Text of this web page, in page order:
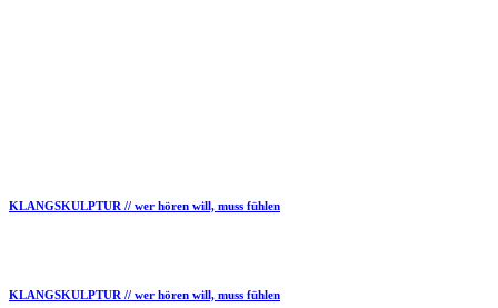
KLANGSKULPTUR // wer hören will, muss fühlen
KLANGSKULPTUR // wer hören will, muss fühlen